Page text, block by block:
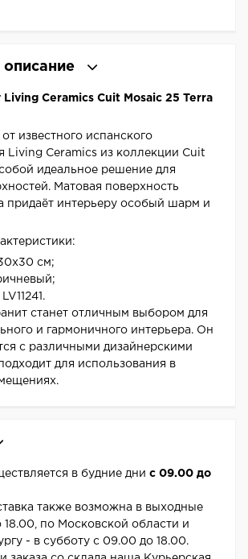
Living Ceramics Cuit Mosaic 25 Terra
известного испанского
Living Ceramics из коллекции Cuit
идеальное решение для
Матовая поверхность
придаёт интерьеру особый шарм и
см;
станет отличным выбором для
и гармоничного интерьера. Он
с различными дизайнерскими
для использования в
в будние дни с 09.00 до
также возможна в выходные
18.00, по Московской области и
- в субботу с 09.00 до 18.00.